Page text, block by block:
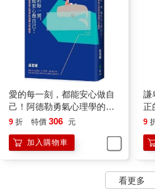
還有賴成長記憶。
時間、溫度、濕度改變，
甚至是心情的不同，
讓每一杯咖啡都是唯一、也是最獨特的
〈滷肉的幸福──
小時候我曾經罹患嚴重的鼻竇炎，少
要去耳鼻喉科報到，任由醫生將一支
插入鼻腔，以抽取積蓄其中的膿液。
愛的每一刻，都能安心做自
己！阿德勒勇氣心理學的情
感日常練習
9 折 特價 306 元
加入購物車
謙
正
9
看更多